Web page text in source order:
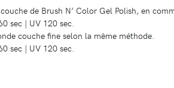
de Brush N’ Color Gel Polish, en
sec | UV 120 sec.
couche fine selon la même méthode.
sec | UV 120 sec.